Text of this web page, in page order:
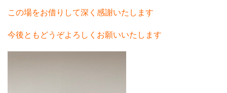
この場をお借りして深く感謝いたします
今後ともどうぞよろしくお願いいたします